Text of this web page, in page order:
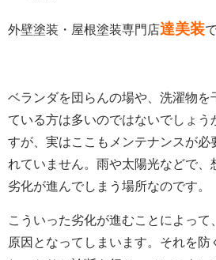
外壁塗装・屋根塗装専門店達美装
ベランダを団らんの場や、洗濯物を
ている方は多いのではないでしょう
すが、実はここもメンテナンスが必
れていません。雨や太陽光などで、
劣化が進んでしまう場所なのです。
こういった劣化が進むことによっ
原因となってしまいます。それを防